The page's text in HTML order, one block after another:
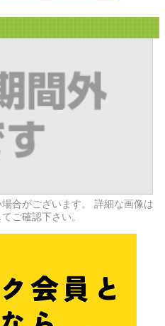
合がございます。 詳細な画像は
ご確認下さい。